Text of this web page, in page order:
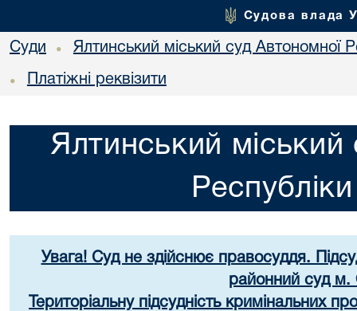
Судова влада
Суди • Ялтинський міський суд Автономної
• Платіжні реквізити
Ялтинський міський
Увага! Суд не здійснює правосуддя.
районний суд м.
Територіальну підсудність кримінальних